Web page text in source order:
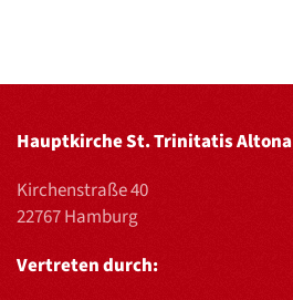
Hauptkirche St. Trinitatis Altona
Kirchenstraße 40
22767 Hamburg
Vertreten durch: